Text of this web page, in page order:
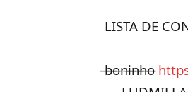
LISTA DE
̶b̶o̶n̶i̶n̶h̶o̶